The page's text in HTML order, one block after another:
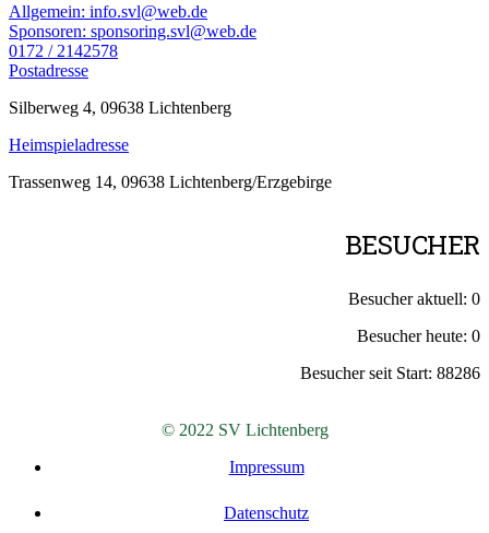
Allgemein: info.svl@web.de
Sponsoren: sponsoring.svl@web.de
0172 / 2142578
Postadresse
Silberweg 4, 09638 Lichtenberg
Heimspieladresse
Trassenweg 14, 09638 Lichtenberg/Erzgebirge
BESUCHER
Besucher aktuell: 0
Besucher heute: 0
Besucher seit Start: 88286
© 2022 SV Lichtenberg
Impressum
Datenschutz